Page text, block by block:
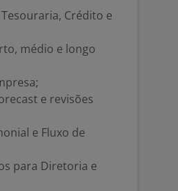
Crédito e
médio e longo
e revisões
e Fluxo de
para Diretoria e